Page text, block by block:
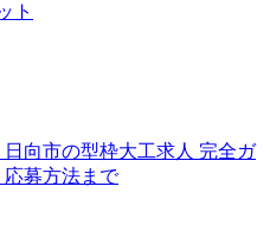
ト
日向市の型枠大工求人 完全ガ
募方法まで